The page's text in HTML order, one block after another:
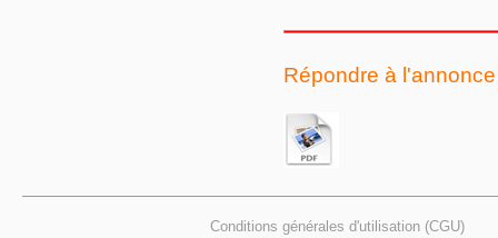
Répondre à l'annonce
Conditions générales d'utilisation (CGU)